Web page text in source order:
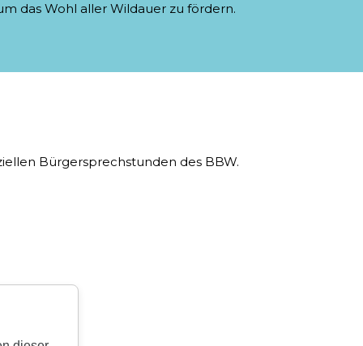
das Wohl aller Wildauer zu fördern.
Bürgersprechstunden des BBW.